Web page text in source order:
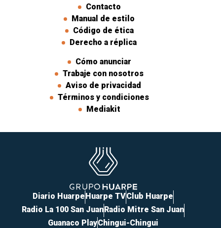
Contacto
Manual de estilo
Código de ética
Derecho a réplica
Cómo anunciar
Trabaje con nosotros
Aviso de privacidad
Términos y condiciones
Mediakit
Diario HuarpeHuarpe TVClub Huarpe
Radio La 100 San JuanRadio Mitre San Juan
Guanaco PlayChingui-Chingui